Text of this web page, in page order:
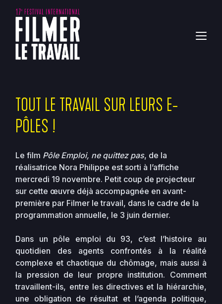
TOUT LE TRAVAIL SUR LEURS E-
PÔLES !
Le film Pôle Emploi, ne quittez pas, de la
réalisatrice Nora Philippe est sorti à l’affiche
mercredi 19 novembre. Petit coup de projecteur
sur cette œuvre déjà accompagnée en avant-
première par Filmer le travail, dans le cadre de la
programmation annuelle, le 3 juin dernier.
Dans un pôle emploi du 93, c’est l’histoire au
quotidien des agents confrontés à la réalité
complexe et chaotique du chômage, mais aussi à
la pression de leur propre institution. Comment
travaillent-ils, entre les directives et la hiérarchie,
une obligation de résultat et l’agenda politique,